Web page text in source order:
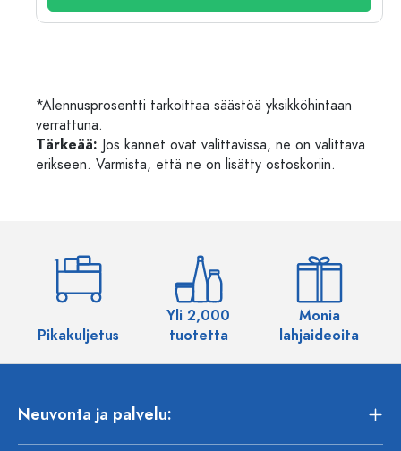
*Alennusprosentti tarkoittaa säästöä yksikköhintaan
verrattuna.
Tärkeää: Jos kannet ovat valittavissa, ne on valittava
erikseen. Varmista, että ne on lisätty ostoskoriin.
Pikakuljetus
Yli 2,000
tuotetta
Monia
lahjaideoita
Neuvonta ja palvelu: